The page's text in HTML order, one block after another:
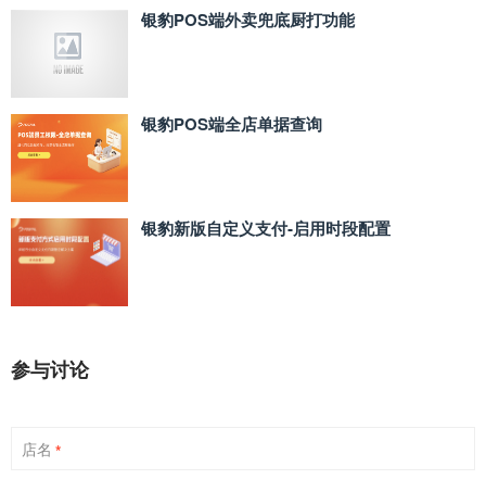
银豹POS端外卖兜底厨打功能
银豹POS端全店单据查询
银豹新版自定义支付‑启用时段配置
参与讨论
店名 *